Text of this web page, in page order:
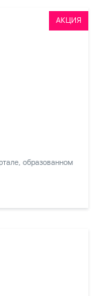
АКЦИЯ
образованном